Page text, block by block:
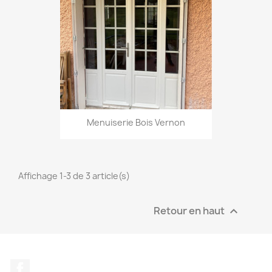
Menuiserie Bois Vernon
Affichage 1-3 de 3 article(s)
Retour en haut 